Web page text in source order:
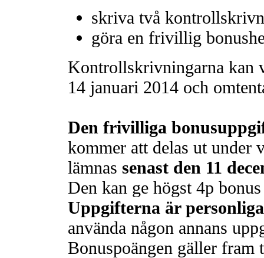
skriva två
göra en frivillig
Kontrollskrivningarna kan
14 januari 2014 och
Den frivilliga
kommer att delas ut under
lämnas senast den 11
Den kan ge högst 4p
Uppgifterna är personliga
använda någon annans
Bonuspoängen gäller fram